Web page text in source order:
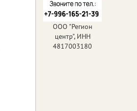
ООО "Регион
центр", ИНН
4817003180